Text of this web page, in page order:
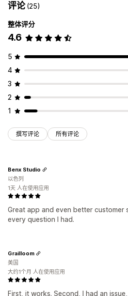
评论(25)
整体评分
4.6
5
4
3
2
1
撰写评论 所有评论
Great app and even better customer
every question I had.
Benx Studio
以色列
1天 人在使用应用
First, it works. Second, I had an
Grailloom
美国
大约1个月 人在使用应用